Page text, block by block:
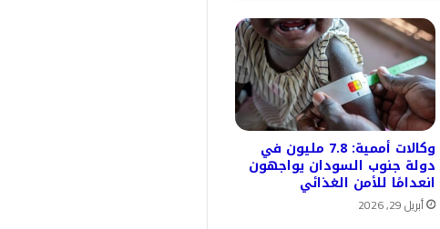
وكالات أممية: 7.8 مليون في
دولة جنوب السودان يواجهون
انعدامًا للأمن الغذائي
أبريل 29, 2026